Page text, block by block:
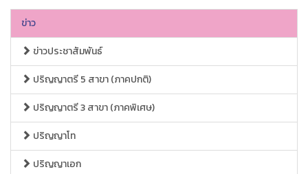
ข่าว
ข่าวประชาสัมพันธ์
ปริญญาตรี 5 สาขา (ภาคปกติ)
ปริญญาตรี 3 สาขา (ภาคพิเศษ)
ปริญญาโท
ปริญญาเอก